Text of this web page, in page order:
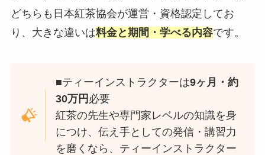
どちらも日本紅茶協会が運営・資格認定してお
り、大きな違いは料金と期間・学べる内容です。
■ティーインストラクターは9ヶ月・約
30万円 必要
紅茶の先生や専門家レベルの知識を身
につけ、伝え手としての発信・講習力
を磨くなら、ティーインストラクター